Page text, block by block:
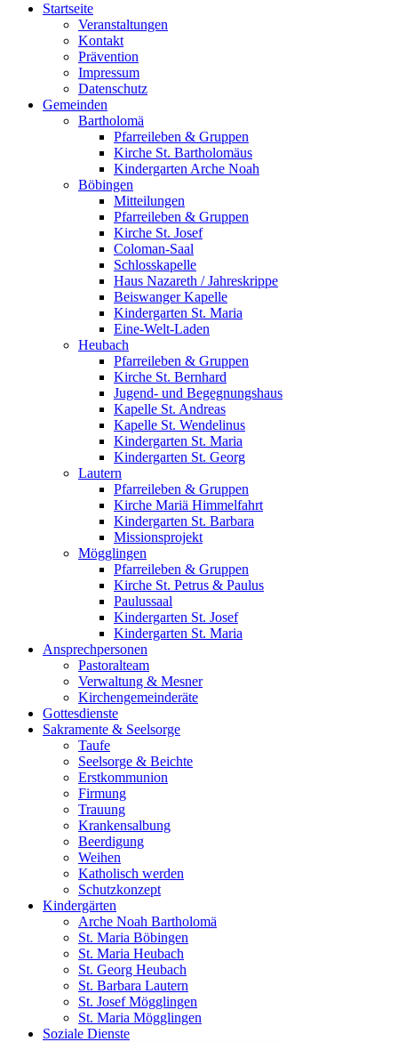
Startseite
Veranstaltungen
Kontakt
Prävention
Impressum
Datenschutz
Gemeinden
Bartholomä
Pfarreileben & Gruppen
Kirche St. Bartholomäus
Kindergarten Arche Noah
Böbingen
Mitteilungen
Pfarreileben & Gruppen
Kirche St. Josef
Coloman-Saal
Schlosskapelle
Haus Nazareth / Jahreskrippe
Beiswanger Kapelle
Kindergarten St. Maria
Eine-Welt-Laden
Heubach
Pfarreileben & Gruppen
Kirche St. Bernhard
Jugend- und Begegnungshaus
Kapelle St. Andreas
Kapelle St. Wendelinus
Kindergarten St. Maria
Kindergarten St. Georg
Lautern
Pfarreileben & Gruppen
Kirche Mariä Himmelfahrt
Kindergarten St. Barbara
Missionsprojekt
Mögglingen
Pfarreileben & Gruppen
Kirche St. Petrus & Paulus
Paulussaal
Kindergarten St. Josef
Kindergarten St. Maria
Ansprechpersonen
Pastoralteam
Verwaltung & Mesner
Kirchengemeinderäte
Gottesdienste
Sakramente & Seelsorge
Taufe
Seelsorge & Beichte
Erstkommunion
Firmung
Trauung
Krankensalbung
Beerdigung
Weihen
Katholisch werden
Schutzkonzept
Kindergärten
Arche Noah Bartholomä
St. Maria Böbingen
St. Maria Heubach
St. Georg Heubach
St. Barbara Lautern
St. Josef Mögglingen
St. Maria Mögglingen
Soziale Dienste